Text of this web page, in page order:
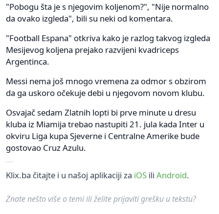
"Pobogu šta je s njegovim koljenom?", "Nije normalno
da ovako izgleda", bili su neki od komentara.
"Football Espana" otkriva kako je razlog takvog izgleda
Mesijevog koljena prejako razvijeni kvadriceps
Argentinca.
Messi nema još mnogo vremena za odmor s obzirom
da ga uskoro očekuje debi u njegovom novom klubu.
Osvajač sedam Zlatnih lopti bi prve minute u dresu
kluba iz Miamija trebao nastupiti 21. jula kada Inter u
okviru Liga kupa Sjeverne i Centralne Amerike bude
gostovao Cruz Azulu.
Klix.ba čitajte i u našoj aplikaciji za iOS ili Android.
Znate nešto više o temi ili želite prijaviti grešku u tekstu?